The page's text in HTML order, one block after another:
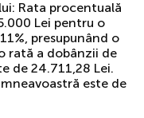
Rata procentuală
Lei pentru o
presupunând o
rată a dobânzii de
de 24.711,28 Lei.
este de